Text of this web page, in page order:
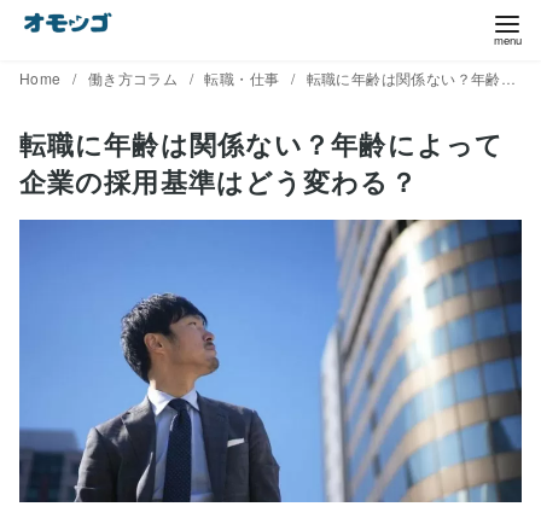
Home 働き方コラム 転職・仕事 転職に年齢は関係ない？年齢によって企業の採用基準はどう変わる？
転職に年齢は関係ない？年齢によって
企業の採用基準はどう変わる？